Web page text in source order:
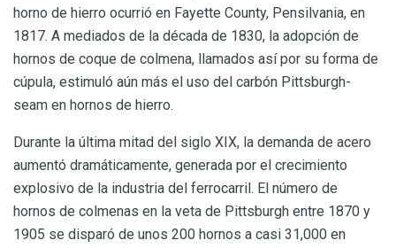
horno de hierro ocurrió en Fayette County, Pensilvania, en
1817. A mediados de la década de 1830, la adopción de
hornos de coque de colmena, llamados así por su forma de
cúpula, estimuló aún más el uso del carbón Pittsburgh-
seam en hornos de hierro.
Durante la última mitad del siglo XIX, la demanda de acero
aumentó dramáticamente, generada por el crecimiento
explosivo de la industria del ferrocarril. El número de
hornos de colmenas en la veta de Pittsburgh entre 1870 y
1905 se disparó de unos 200 hornos a casi 31,000 en